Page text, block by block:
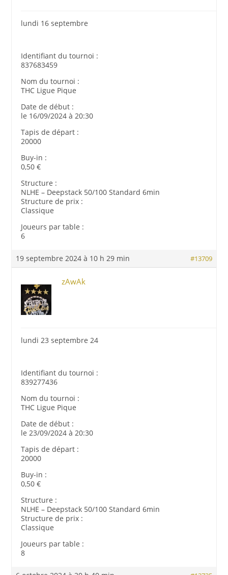
lundi 16 septembre
Identifiant du tournoi :
837683459
Nom du tournoi :
THC Ligue Pique
Date de début :
le 16/09/2024 à 20:30
Tapis de départ :
20000
Buy-in :
0,50 €
Structure :
NLHE – Deepstack 50/100 Standard 6min
Structure de prix :
Classique
Joueurs par table :
6
19 septembre 2024 à 10 h 29 min #13709
zAwAk
lundi 23 septembre 24
Identifiant du tournoi :
839277436
Nom du tournoi :
THC Ligue Pique
Date de début :
le 23/09/2024 à 20:30
Tapis de départ :
20000
Buy-in :
0,50 €
Structure :
NLHE – Deepstack 50/100 Standard 6min
Structure de prix :
Classique
Joueurs par table :
8